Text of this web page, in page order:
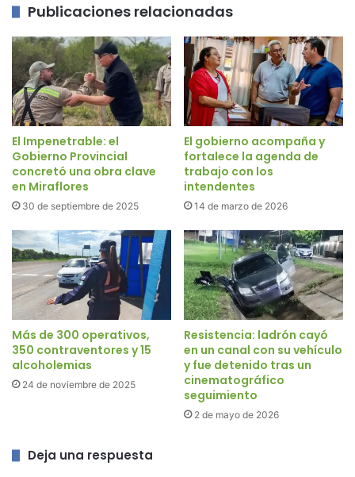
Publicaciones relacionadas
El Impenetrable: el
Gobierno Provincial
concretó una obra clave
en Miraflores
30 de septiembre de 2025
El gobierno acompaña y
fortalece la agenda de
trabajo con los
intendentes
14 de marzo de 2026
Más de 300 operativos,
350 contraventores y 15
alcoholemias
24 de noviembre de 2025
Resistencia: ladrón cayó
en un canal con su vehículo
y fue detenido tras un
cinematográfico
seguimiento
2 de mayo de 2026
Deja una respuesta